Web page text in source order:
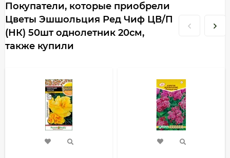
Покупатели, которые приобрели
Цветы Эшшольция Ред Чиф ЦВ/П
(НК) 50шт однолетник 20см,
также купили